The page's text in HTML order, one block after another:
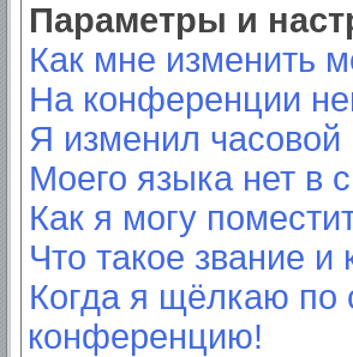
Параметры и
Как мне изменить
На конференции
Я изменил часовой
Моего языка нет в
Как я могу
Что такое звание и
Когда я щёлкаю по
конференцию!